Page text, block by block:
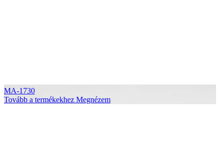
MA-1730
Tovább a termékekhez Megnézem